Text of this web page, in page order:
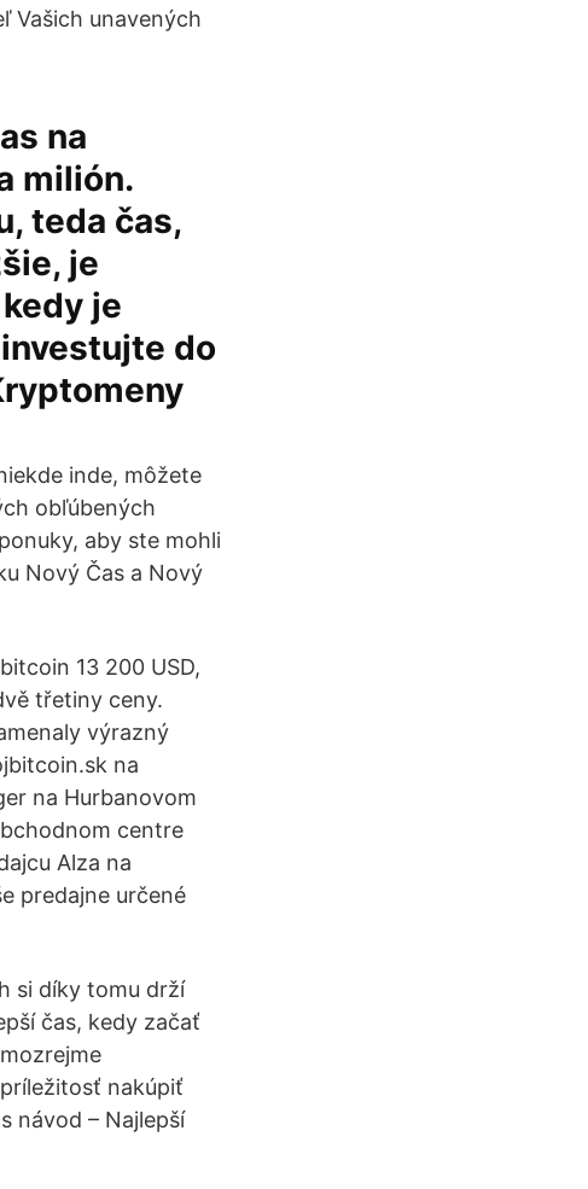
Vašich unavených
na
milión.
teda čas,
je
je
do
inde, môžete
obľúbených
aby ste mohli
Nový Čas a Nový
13 200 USD,
třetiny ceny.
výrazný
na
na Hurbanovom
centre
Alza na
predajne určené
si díky tomu drží
čas, kedy začať
nakúpiť
návod – Najlepší